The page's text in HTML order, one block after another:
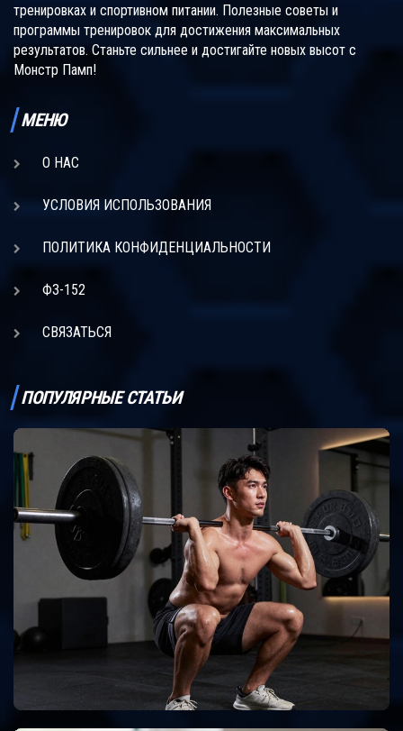
тренировках и спортивном питании. Полезные советы и
программы тренировок для достижения максимальных
результатов. Станьте сильнее и достигайте новых высот с
Монстр Памп!
МЕНЮ
О НАС
УСЛОВИЯ ИСПОЛЬЗОВАНИЯ
ПОЛИТИКА КОНФИДЕНЦИАЛЬНОСТИ
ФЗ-152
СВЯЗАТЬСЯ
ПОПУЛЯРНЫЕ СТАТЬИ